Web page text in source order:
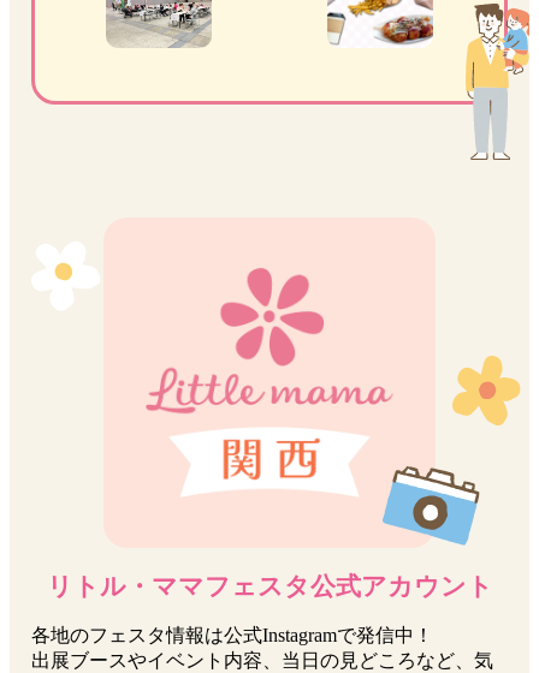
リトル・ママフェスタ公式アカウント
各地のフェスタ情報は公式Instagramで発信中！
出展ブースやイベント内容、当日の見どころなど、気